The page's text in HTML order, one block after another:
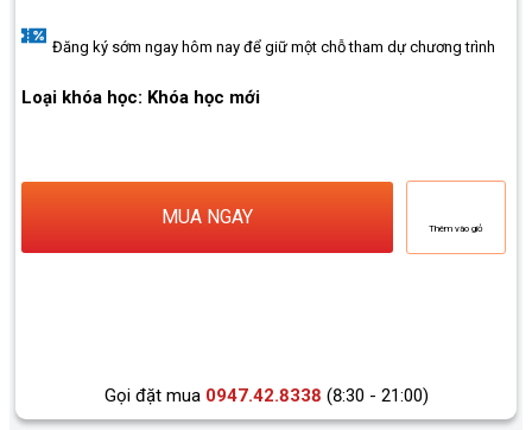
Đăng ký sớm ngay hôm nay để giữ một chỗ tham dự chương trình
Gọi đặt mua 0947.42.8338 (8:30 - 21:00)
MUA NGAY
Loại khóa học: Khóa học mới
Thêm vào giỏ